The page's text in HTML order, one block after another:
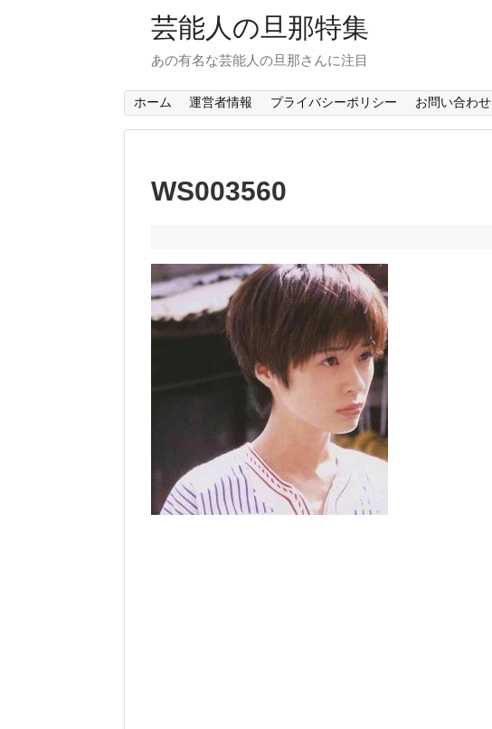
芸能人の旦那特集
あの有名な芸能人の旦那さんに注目
ホーム 運営者情報 プライバシーポリシー お問い合わせ
WS003560